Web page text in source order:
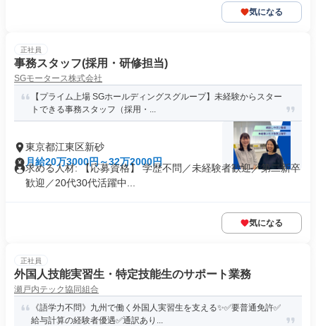
気になる
正社員
事務スタッフ(採用・研修担当)
SGモータース株式会社
【プライム上場 SGホールディングスグループ】未経験からスター
トできる事務スタッフ（採用・...
東京都江東区新砂
月給20万3000円～32万2000円
求める人材: 【応募資格】 学歴不問／未経験者歓迎／第二新卒
歓迎／20代30代活躍中...
気になる
正社員
外国人技能実習生・特定技能生のサポート業務
瀬戸内テック協同組合
《語学力不問》九州で働く外国人実習生を支える✨✅要普通免許✅
給与計算の経験者優遇✅通訳あり...